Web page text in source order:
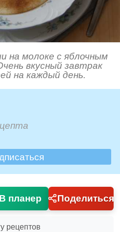
на молоке с яблочным
вкусный завтрак
на каждый день.
В планер Поделиться
рецептов